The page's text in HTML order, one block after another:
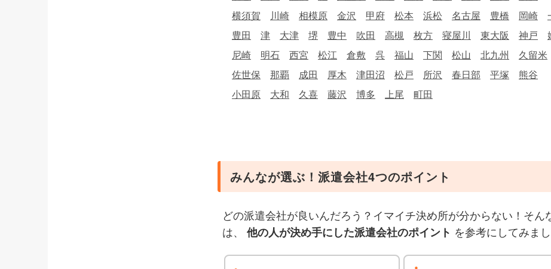
横須賀
川崎 相模原 金沢 甲府 松本 浜松 名古屋 豊橋 岡崎
豊田
津 大津 堺 豊中 吹田 高槻 枚方 寝屋川 東大阪 神戸
尼崎
明石 西宮 松江 倉敷 呉 福山 下関 松山 北九州
久留米
佐世保
那覇 成田 厚木 津田沼 松戸 所沢 春日部 平塚
熊谷
小田原
大和 久喜 藤沢 博多 上尾 町田
みんなが選ぶ！派遣会社4つのポイント
どの派遣会社が良いんだろう？イマイチ決め所が分からない！そん
は、 他の人が決め手にした派遣会社のポイント を参考にしてみま